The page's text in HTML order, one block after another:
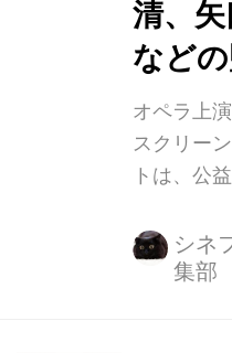
わせ...
清、
などの
オペラ上
スクリー
トは、公
ェスティ
のみなら
シネ
集部